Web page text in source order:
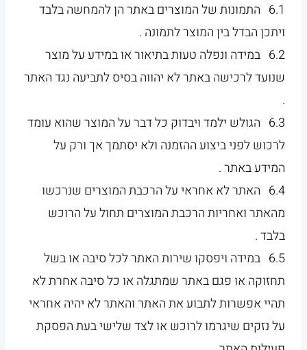
6.1 התמונות של המוצרים באתר הן להמחשה בלבד
ויתכן הבדל בין המוצר לתמונה .
6.2 במידה ונפלה טעות בתיאור או במידע על מוצר
שנועד לרכישה באתר לא יהווה בסיס לתביעה נגד האתר
.
6.3 הגולש ילמד ויבדוק כל דבר על המוצר שהוא עומד
לרכוש לפני ביצוע ההזמנה ולא יסתמך אך ורק על
המידע באתר .
6.4 האתר לא אחראי על הרכבת המוצרים שנרכשו
מהאתר ואחריות הרכבת המוצרים תחול על הרוכש
בלבד .
6.5 במידה ויפסקו שירות האתר לכל סיבה או בשל
תחזוקה או פגם באתר שמתגלה או כל סיבה אחרת לא
תהיי אפשרות לתבוע את האתר והאתר לא יהיה אחראי
על נזקים שיגרמו לרוכש או לצד שלישי בעת הפסקת